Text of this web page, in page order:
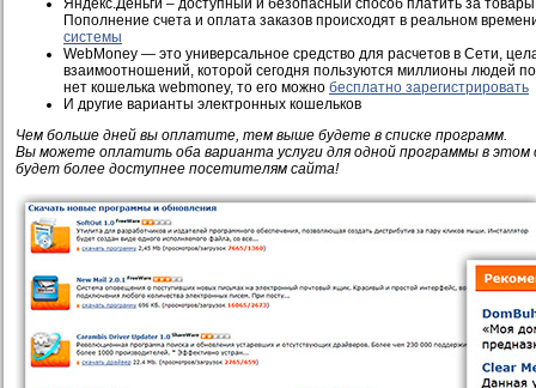
Яндекс.Деньги – доступный и безопасный способ платить за товары
Пополнение счета и оплата заказов происходят в реальном
системы
WebMoney — это универсальное средство для расчетов в Сети,
взаимоотношений, которой сегодня пользуются миллионы людей
нет кошелька webmoney, то его можно бесплатно зарегистрировать
И другие варианты электронных кошельков
Чем больше дней вы оплатите, тем выше будете в списке программ.
Вы можете оплатить оба варианта услуги для одной программы в этом
будет более доступнее посетителям сайта!